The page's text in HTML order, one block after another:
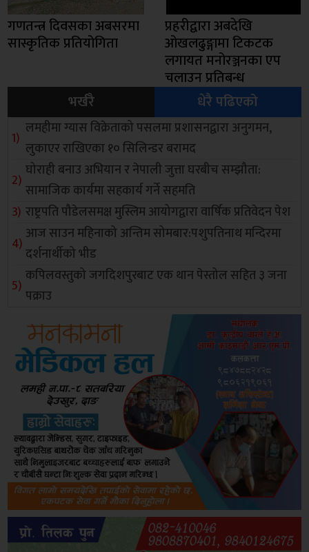
गणतन्त्र दिवसका अबसरमा
सास्कृतिक प्रतियोगिता
प्रहरीद्वारा अबदेखि
ओखलढुङ्गामा टिकटक
लगायत मनोरञ्जनका एप
चलाउन प्रतिबन्ध
भर्खरै
धेरै पढिएको
लमहीमा ग्यास विक्रेताको पसलमा प्रशासनद्वारा अनुगमन,
लुकाएर राखिएका १० सिलिन्डर बरामद
घोराही बनाउ अभियान र नेपाली जुत्ता घरबीच सम्झौता:
सामाजिक कार्यमा सहकार्य गर्ने सहमति
राष्ट्रपति पौडेलसमक्ष मुस्लिम आयोगद्वारा वार्षिक प्रतिवेदन पेश
आज साउन महिनाको अन्तिम सोमबार:पशुपतिनाथ मन्दिरमा
दर्शनार्थीको भीड
कपिलवस्तुको जगदिशपुरबाट एक थान पेस्तोल सहित ३ जना
पक्राउ